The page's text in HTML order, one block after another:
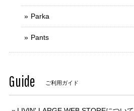
Parka
Pants
Guide ご利用ガイド